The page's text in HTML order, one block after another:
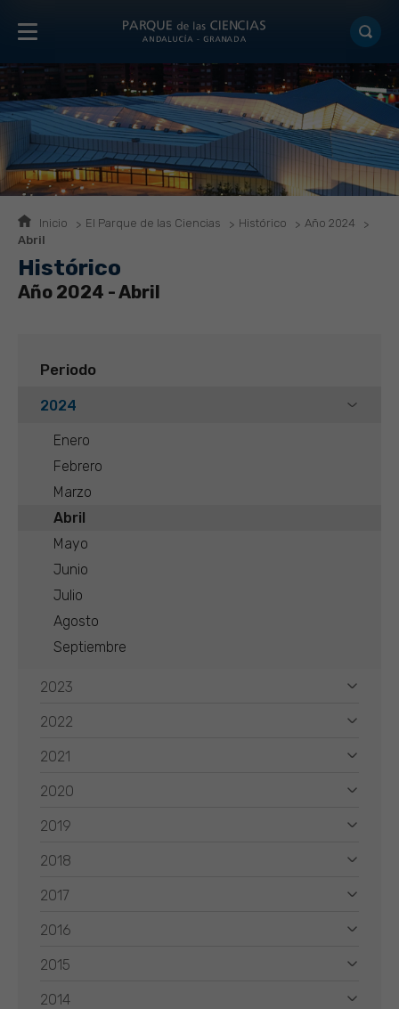
Inicio El Parque de las Ciencias Histórico
Año 2024
Abril
Histórico
Año 2024 - Abril
Periodo
2024
Enero
Febrero
Marzo
Abril
Mayo
Junio
Julio
Agosto
Septiembre
2023
2022
2021
2020
2019
2018
2017
2016
2015
2014